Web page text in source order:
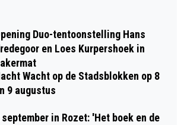
Duo-tentoonstelling Hans
en Loes Kurpershoek in
Wacht op de Stadsblokken op 8
9 augustus
september in Rozet: 'Het boek en de